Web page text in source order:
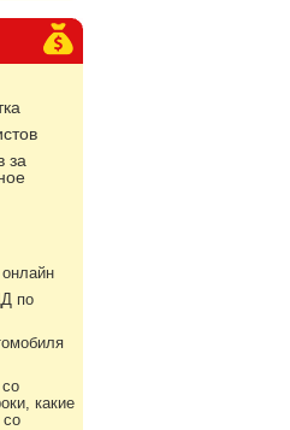
за
по
какие